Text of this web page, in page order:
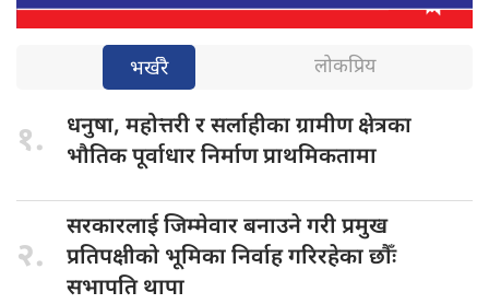
भर्खरै लोकप्रिय
१. धनुषा, महोत्तरीर सर्लाहीका ग्रामीण क्षेत्रका
भौतिक पूर्वाधार निर्माण प्राथमिकतामा
२.
सरकारलाई जिम्मेवारबनाउने गरी प्रमुख
प्रतिपक्षीको भूमिका निर्वाह गरिरहेका छौँः
सभापति थापा